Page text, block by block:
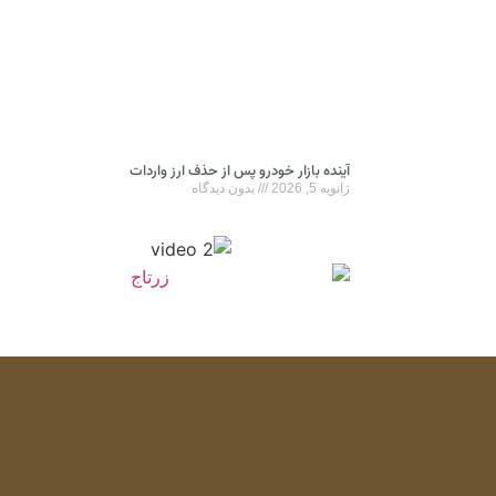
آینده بازار خودرو پس از حذف ارز واردات
ژانویه 5, 2026 بدون دیدگاه